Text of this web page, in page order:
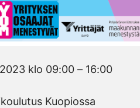
klo 09:00 – 16:00
Kuopiossa